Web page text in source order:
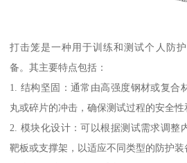
打击笼是一种用于训练和测试个人防
备。其主要特点包括：
1. 结构坚固：通常由高强度钢材或复合
丸或碎片的冲击，确保测试过程的安全性
2. 模块化设计：可以根据测试需求调整
靶板或支撑架，以适应不同类型的防护装